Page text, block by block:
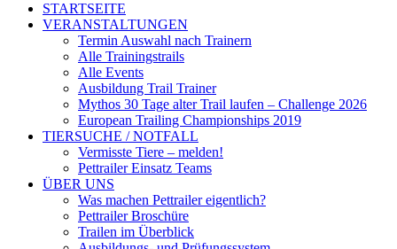
STARTSEITE
VERANSTALTUNGEN
Termin Auswahl nach Trainern
Alle Trainingstrails
Alle Events
Ausbildung Trail Trainer
Mythos 30 Tage alter Trail laufen – Challenge 2026
European Trailing Championships 2019
TIERSUCHE / NOTFALL
Vermisste Tiere – melden!
Pettrailer Einsatz Teams
ÜBER UNS
Was machen Pettrailer eigentlich?
Pettrailer Broschüre
Trailen im Überblick